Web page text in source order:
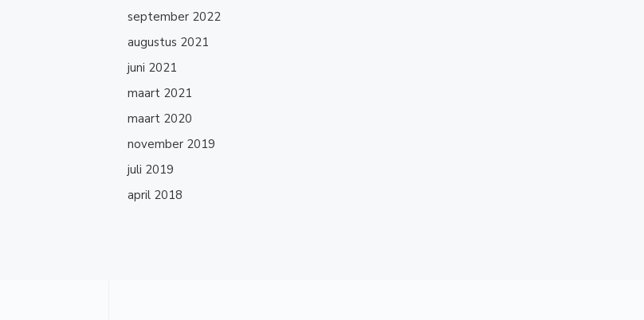
september 2022
augustus 2021
juni 2021
maart 2021
maart 2020
november 2019
juli 2019
april 2018